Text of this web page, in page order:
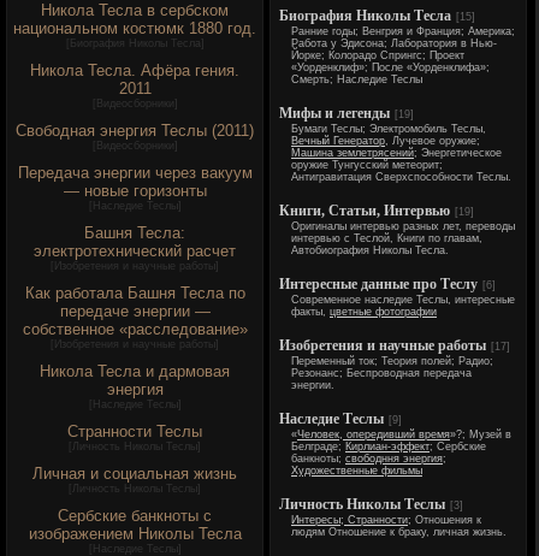
Никола Тесла в сербском
национальном костюмк 1880 год.
Биография Николы Тесла
Никола Тесла. Афёра гения.
2011
Видеосборники
Свободная энергия Теслы (2011)
Видеосборники
Передача энергии через вакуум
— новые горизонты
Наследие Теслы]
Башня Тесла:
электротехнический расчет
Изобретения и научные работы
Как работала Башня Тесла по
передаче энергии —
собственное «расследование»
Изобретения и научные работы
Никола Тесла и дармовая
энергия
Наследие Теслы]
Странности Теслы
Личность Николы Теслы
Личная и социальная жизнь
Личность Николы Теслы
Сербские банкноты с
изображением Николы Тесла
Наследие Теслы]
Биография Николы Тесла [15]
Ранние годы; Венгрия и Франция; Америка;
Работа у Эдисона; Лаборатория в Нью-
Йорке; Колорадо Спрингс; Проект
«Уорденклиф»; После «Уорденклифа»;
Смерть; Наследие Теслы
Мифы и легенды [19]
Бумаги Теслы; Электромобиль Теслы,
Вечный Генератор, Лучевое оружие;
Машина землетрясений; Энергетическое
оружие Тунгусский метеорит;
Антигравитация Сверхспособности Теслы.
Книги, Статьи, Интервью [19]
Оригиналы интервью разных лет, переводы
интервью с Теслой, Книги по главам,
Автобиография Николы Тесла.
Интересные данные про Теслу [6]
Современное наследие Теслы, интересные
факты, цветные фотографии
Изобретения и научные работы [17]
Переменный ток; Теория полей; Радио;
Резонанс; Беспроводная передача
энергии.
Наследие Теслы [9]
«Человек, опередивший время»?; Музей в
Белграде; Кирлиан-эффект; Сербские
банкноты; свободння энергия;
Художественные фильмы
Личность Николы Теслы [3]
Интересы; Странности; Отношения к
людям Отношение к браку, личная жизнь.